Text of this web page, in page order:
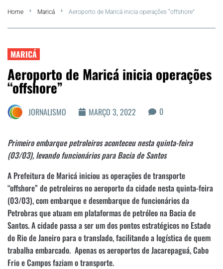
FLA Araru 2026
Região dos Lagos
Matérias Exclusivas
Home Maricá Aeroporto de Maricá inicia operações “offshore”
MARICÁ
Aeroporto de Maricá inicia operações
“offshore”
JORNALISMO MARÇO 3, 2022 0
Primeiro embarque petroleiros aconteceu nesta quinta-feira
(03/03), levando funcionários para Bacia de Santos
A Prefeitura de Maricá iniciou as operações de transporte
“offshore” de petroleiros no aeroporto da cidade nesta quinta-feira
(03/03), com embarque e desembarque de funcionários da
Petrobras que atuam em plataformas de petróleo na Bacia de
Santos. A cidade passa a ser um dos pontos estratégicos no Estado
do Rio de Janeiro para o translado, facilitando a logística de quem
trabalha embarcado. Apenas os aeroportos de Jacarepaguá, Cabo
Frio e Campos faziam o transporte.